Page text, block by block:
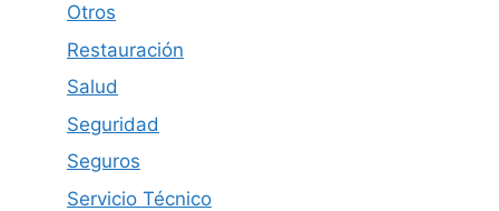
Otros
Restauración
Salud
Seguridad
Seguros
Servicio Técnico